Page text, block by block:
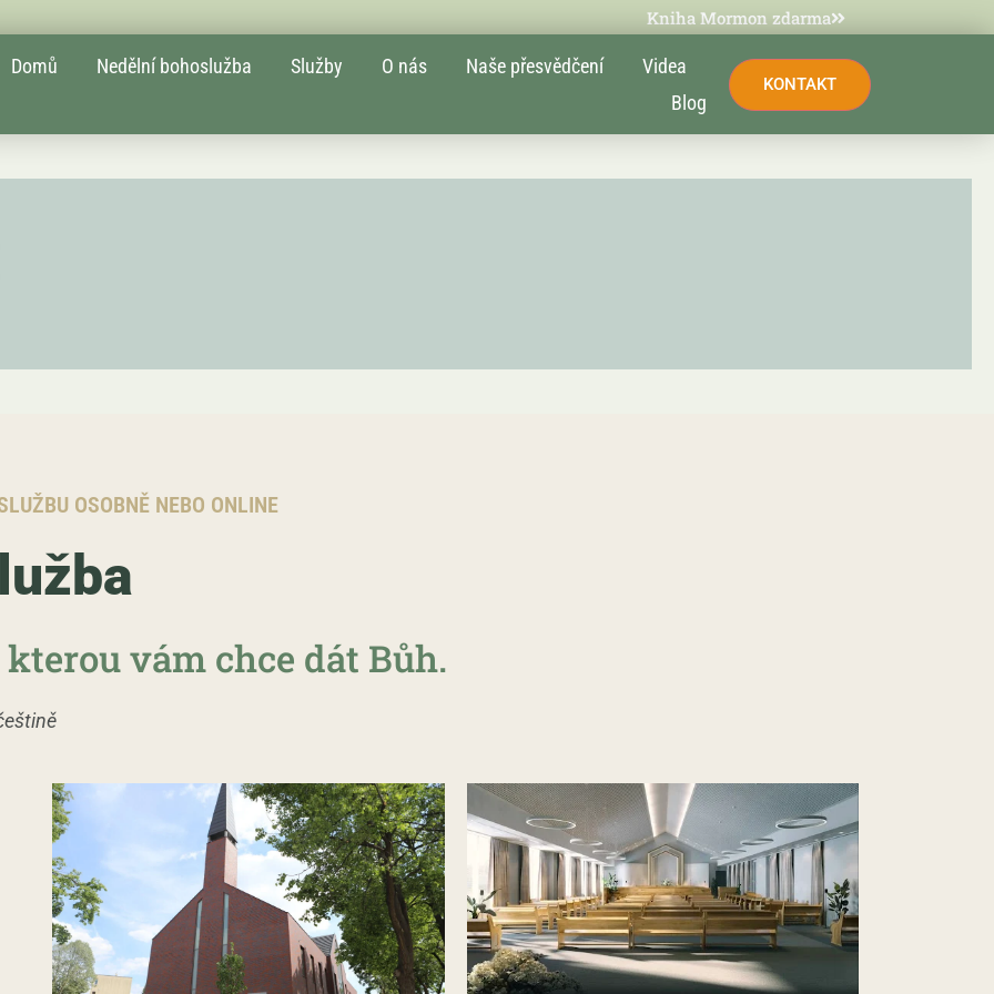
Kniha Mormon zdarma
Domů Nedělní bohoslužba​ Služby O nás Naše přesvědčení
Videa
Blog
KONTAKT
OSOBNĚ NEBO ONLINE
vám chce dát Bůh.